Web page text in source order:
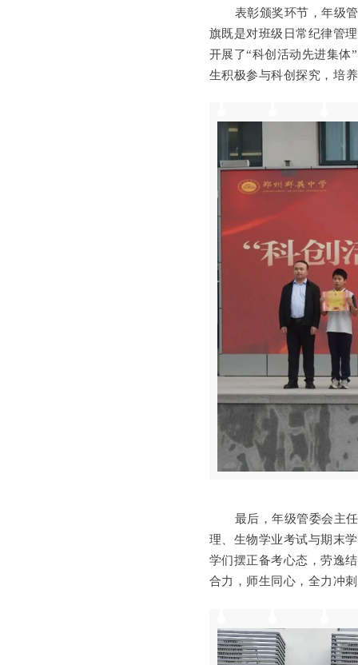
表彰颁奖环节 ，年级
旗既是对班级日常纪律管
开展了“科创活动先进集体
生积极参与科创探究， 培
最后，年级管委会主任
理、生物学业考试与期末
学们摆正备考心态，劳逸
合力，师生同心 ， 全力冲